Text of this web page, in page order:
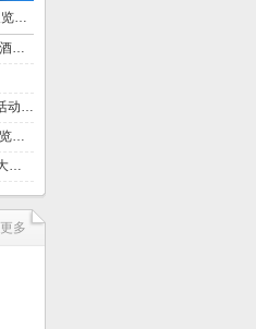
2015年上海食品包装与加工技术设备展览会10月举办
创新展会形式 2014年第八届山东糖酒会下月举行
广交会声明：倒卖广交会展位属非法活动，灰色地带一直都在
2016深圳国际工业自动化及机器人展览会将于12月开幕
2015上海食品机械展览会8月26日盛大开幕
更多